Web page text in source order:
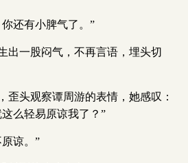
还有小脾气了。”
出一股闷气，不再言语，埋头切
歪头观察谭周游的表情，她感叹：
么轻易原谅我了？”
谅。”